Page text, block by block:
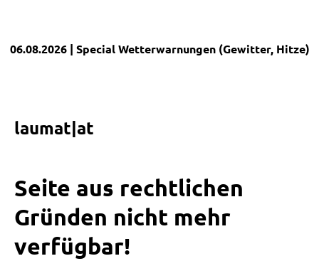
06.08.2026 | SpecialWetterwarnungen (Gewitter, Hitze)
laumat|at
Seite aus rechtlichen
Gründen nicht mehr
verfügbar!